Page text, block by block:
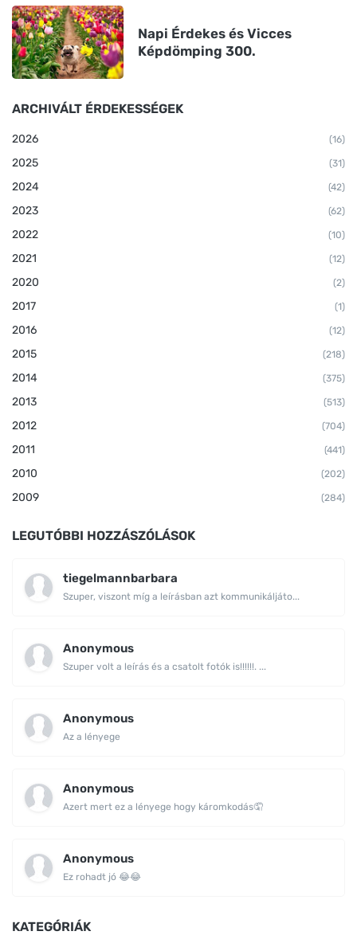
Napi Érdekes és Vicces
Képdömping 300.
ARCHIVÁLT ÉRDEKESSÉGEK
2026 (16)
2025 (31)
2024 (42)
2023 (62)
2022 (10)
2021 (12)
2020 (2)
2017 (1)
2016 (12)
2015 (218)
2014 (375)
2013 (513)
2012 (704)
2011 (441)
2010 (202)
2009 (284)
LEGUTÓBBI HOZZÁSZÓLÁSOK
tiegelmannbarbara
Szuper, viszont míg a leírásban azt kommunikáljáto...
Anonymous
Szuper volt a leírás és a csatolt fotók is!!!!!!. ...
Anonymous
Az a lényege
Anonymous
Azert mert ez a lényege hogy káromkodás🤦
Anonymous
Ez rohadt jó 😂😂
KATEGÓRIÁK